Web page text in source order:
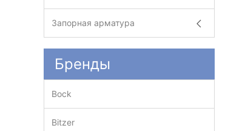
Запорная арматура
Бренды
Bock
Bitzer